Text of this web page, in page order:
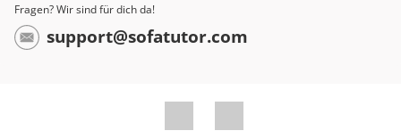
Fragen? Wir sind für dich da!
support@sofatutor.com